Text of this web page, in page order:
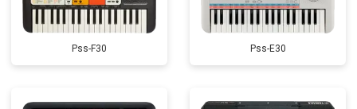
Pss-F30 Pss-E30